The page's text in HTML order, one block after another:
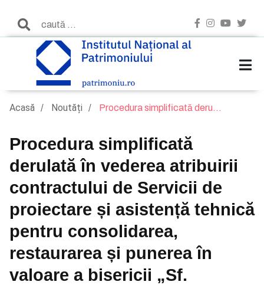
Acasă Noutăți Procedura simplificată deru...
Procedura simplificată
derulată în vederea atribuirii
contractului de Servicii de
proiectare și asistență tehnică
pentru consolidarea,
restaurarea și punerea în
valoare a bisericii „Sf.